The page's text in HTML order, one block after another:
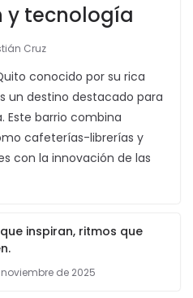
y tecnología
Cruz
conocido por su rica
un destino destacado para
Este barrio combina
cafeterías-librerías y
con la innovación de las
inspiran, ritmos que
de 2025